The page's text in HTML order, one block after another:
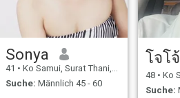
möchte
möchte.
über die
wissen,
möchte.
Sonya
41 • Ko Samui, Surat Thani, Thailand
Suche: Männlich 45 - 60
โจโจ้
48 • Ko
Suche: